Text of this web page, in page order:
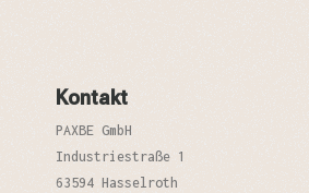
Kontakt
PAXBE GmbH
Industriestraße 1
63594 Hasselroth